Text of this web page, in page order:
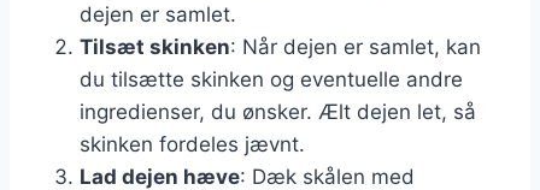
dejen er samlet.
Tilsæt skinken: Når dejen er samlet, kan
du tilsætte skinken og eventuelle andre
ingredienser, du ønsker. Ælt dejen let, så
skinken fordeles jævnt.
Lad dejen hæve: Dæk skålen med